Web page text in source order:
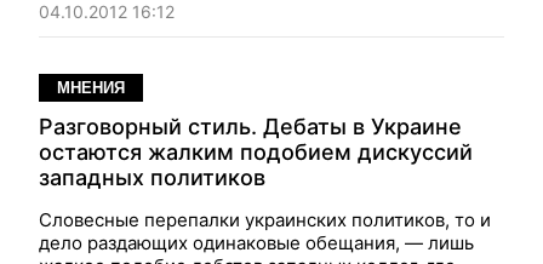
04.10.2012 16:12
МНЕНИЯ
Разговорный стиль. Дебаты в Украине
остаются жалким подобием дискуссий
западных политиков
Словесные перепалки украинских политиков, то и
дело раздающих одинаковые обещания, — лишь